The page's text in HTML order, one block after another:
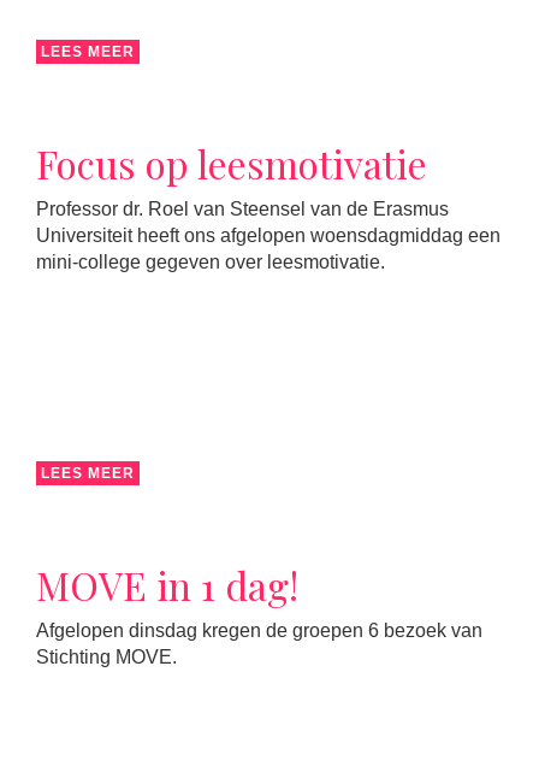
LEES MEER
Focus op leesmotivatie
Professor dr. Roel van Steensel van de Erasmus
Universiteit heeft ons afgelopen woensdagmiddag een
mini-college gegeven over leesmotivatie.
LEES MEER
MOVE in 1 dag!
Afgelopen dinsdag kregen de groepen 6 bezoek van
Stichting MOVE.